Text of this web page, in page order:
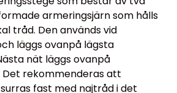
armeringsjärn som hålls
tråd. Den används vid
läggs ovanpå lägsta
nät läggs ovanpå
rekommenderas att
fast med najtråd i det